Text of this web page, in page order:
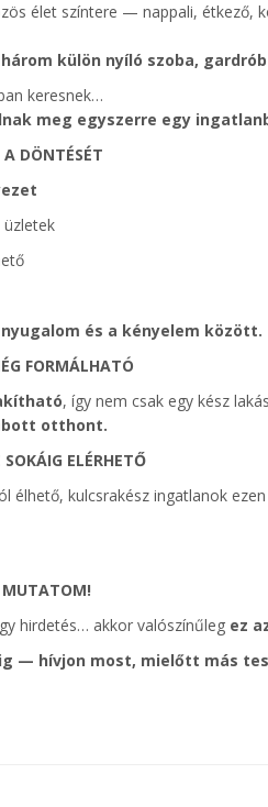
élet színtere — nappali, étkező,
három külön nyíló szoba,
keresnek…
meg egyszerre egy
A DÖNTÉSÉT
és a kényelem között.
FORMÁLHATÓ
, így nem csak egy kész
otthont.
ELÉRHETŐ
élhető, kulcsrakész ingatlanok
hirdetés… akkor valószínűleg ez
— hívjon most, mielőtt más